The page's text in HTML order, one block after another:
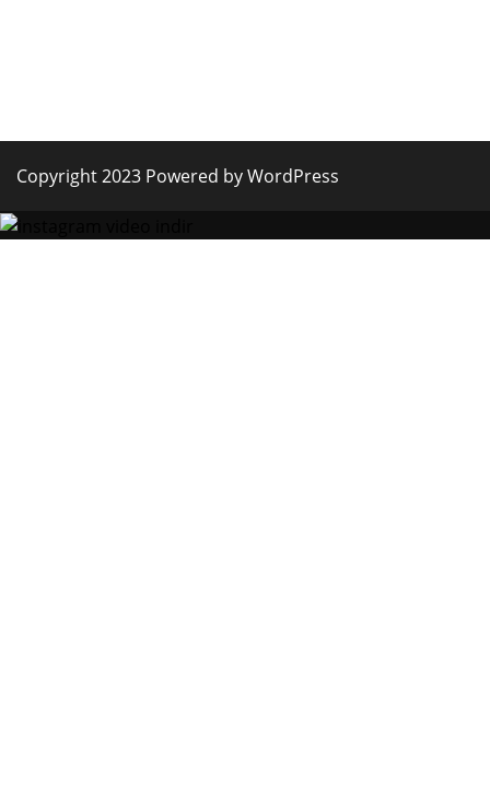
Copyright 2023 Powered by WordPress